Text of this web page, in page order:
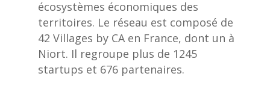
écosystèmes économiques des
territoires. Le réseau est composé de
42 Villages by CA en France, dont un à
Niort. Il regroupe plus de 1245
startups et 676 partenaires.